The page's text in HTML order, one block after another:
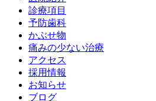
診療項目
予防歯科
かぶせ物
痛みの少ない治療
アクセス
採用情報
お知らせ
ブログ